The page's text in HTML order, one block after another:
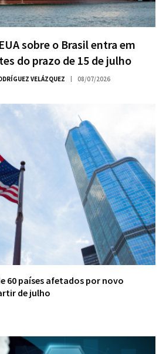
sobre o Brasil entra em
do prazo de 15 de julho
VELÁZQUEZ 08/07/2026
60 países afetados por novo
de julho